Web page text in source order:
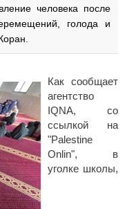
человека после
голода и
Как сообщает
агентство
IQNA, со
ссылкой на
"Palestine
Onlin", в
уголке школы,